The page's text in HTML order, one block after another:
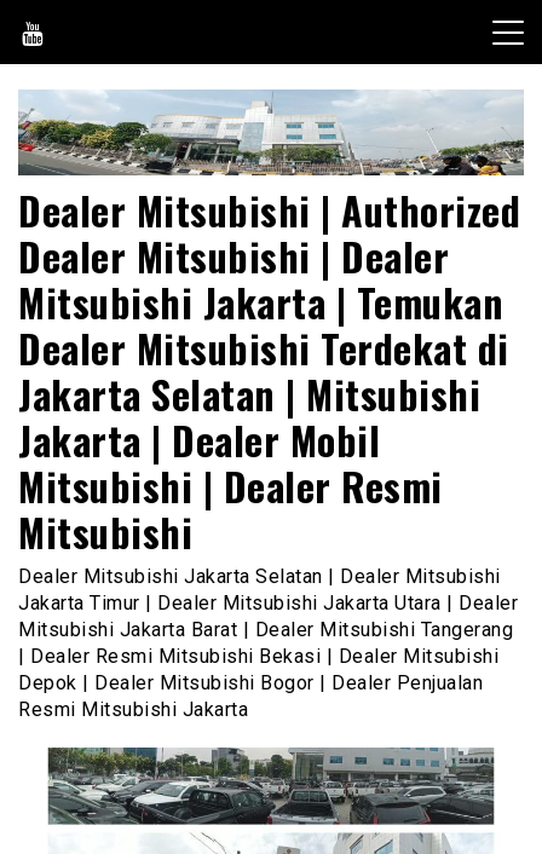
content
Dealer Mitsubishi | Authorized
Dealer Mitsubishi | Dealer
Mitsubishi Jakarta | Temukan
Dealer Mitsubishi Terdekat di
Jakarta Selatan | Mitsubishi
Jakarta | Dealer Mobil
Mitsubishi | Dealer Resmi
Mitsubishi
Dealer Mitsubishi Jakarta Selatan | Dealer Mitsubishi
Jakarta Timur | Dealer Mitsubishi Jakarta Utara | Dealer
Mitsubishi Jakarta Barat | Dealer Mitsubishi Tangerang
| Dealer Resmi Mitsubishi Bekasi | Dealer Mitsubishi
Depok | Dealer Mitsubishi Bogor | Dealer Penjualan
Resmi Mitsubishi Jakarta